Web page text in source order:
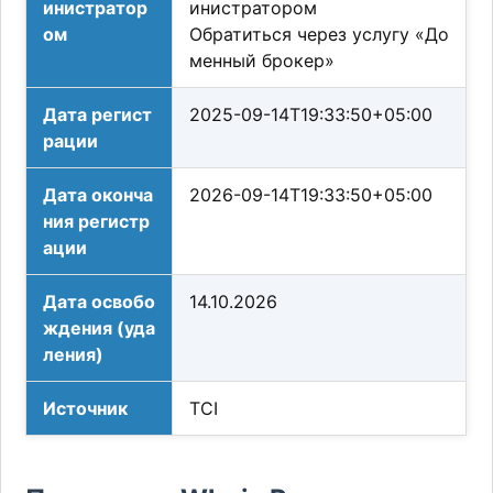
инистратор
ом
инистратором
Обратиться через услугу «До
менный брокер»
Дата регист
рации
2025-09-14T19:33:50+05:00
Дата оконча
ния регистр
ации
2026-09-14T19:33:50+05:00
Дата освобо
ждения (уда
ления)
14.10.2026
Источник TCI